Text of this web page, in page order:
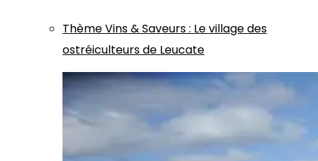
ThèmeVins & Saveurs: Le village des
ostréiculteurs de Leucate